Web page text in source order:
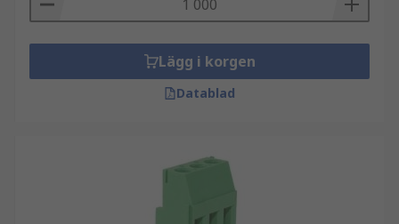
Lägg i korgen
Datablad